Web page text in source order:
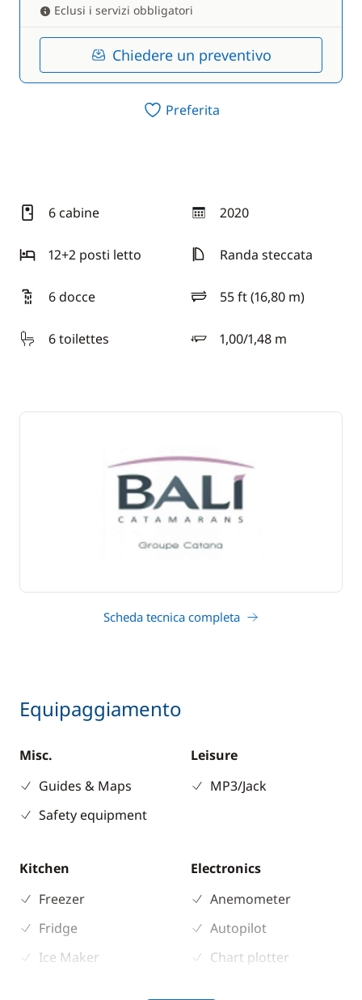
Eclusi i servizi obbligatori
Chiedere un preventivo
Preferita
6 cabine 2020
anno
12+2 posti letto
Randa steccata
6 docce 55 ft (16,80 m)
lunghezza
6 toilettes
1,00/1,48 m
pescaggio
Scheda tecnica completa
Equipaggiamento
Misc.
Guides & Maps
Safety equipment
Leisure
MP3/Jack
Kitchen
Freezer
Fridge
Ice Maker
Electronics
Anemometer
Autopilot
Chart plotter